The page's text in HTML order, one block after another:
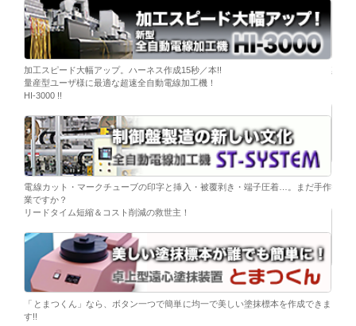
ブ挿
載。
加工スピード大幅アップ。ハーネス作成15秒／本!!
量産型ユーザ様に最適な超速全自動電線加工機！
HI-3000 !!
電線カット・マークチューブの印字と挿入・被覆剥き・端子圧着…。まだ手作
業ですか？
リードタイム短縮＆コスト削減の救世主！
「とまつくん」なら、ボタン一つで簡単に均一で美しい塗抹標本を作成できま
す!!
染色